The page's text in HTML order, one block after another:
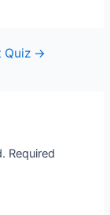
Quiz →
Required